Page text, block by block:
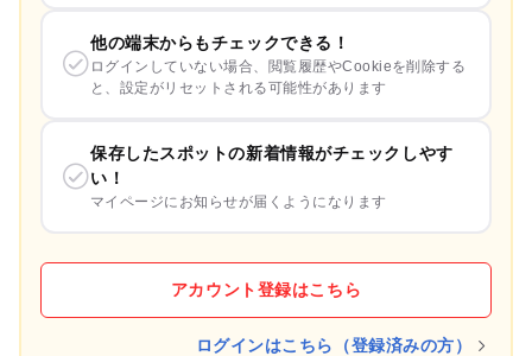
他の端末からもチェックできる！
ログインしていない場合、閲覧履歴やCookieを削除する
と、設定がリセットされる可能性があります
保存したスポットの新着情報がチェックしやす
い！
マイページにお知らせが届くようになります
アカウント登録はこちら
ログインはこちら（登録済みの方）